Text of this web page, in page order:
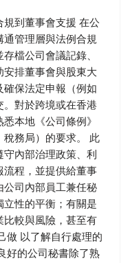
到董事會支援 在公
管理層與法例合規
檔公司會議記錄、
排董事會與股東大
保法定申報（例如
。對於跨境或在香港
本地《公司條例》
稅務局）的要求。 此
內部治理政策、利
流程，並提供給董事
公司內部員工兼任秘
性的平衡；有關是
比較與風險，甚至有
做 以了解自行處理的
好的公司秘書除了熟